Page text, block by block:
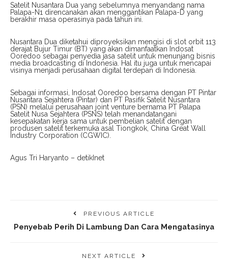
Satelit Nusantara Dua yang sebelumnya menyandang nama
Palapa-N1 direncanakan akan menggantikan Palapa-D yang
berakhir masa operasinya pada tahun ini.
Nusantara Dua diketahui diproyeksikan mengisi di slot orbit 113
derajat Bujur Timur (BT) yang akan dimanfaatkan Indosat
Ooredoo sebagai penyedia jasa satelit untuk menunjang bisnis
media broadcasting di Indonesia. Hal itu juga untuk mencapai
visinya menjadi perusahaan digital terdepan di Indonesia.
Sebagai informasi, Indosat Ooredoo bersama dengan PT Pintar
Nusantara Sejahtera (Pintar) dan PT Pasifik Satelit Nusantara
(PSN) melalui perusahaan joint venture bernama PT Palapa
Satelit Nusa Sejahtera (PSNS) telah menandatangani
kesepakatan kerja sama untuk pembelian satelit dengan
produsen satelit terkemuka asal Tiongkok, China Great Wall
Industry Corporation (CGWIC).
Agus Tri Haryanto – detikInet
PREVIOUS ARTICLE
Penyebab Perih Di Lambung Dan Cara Mengatasinya
NEXT ARTICLE